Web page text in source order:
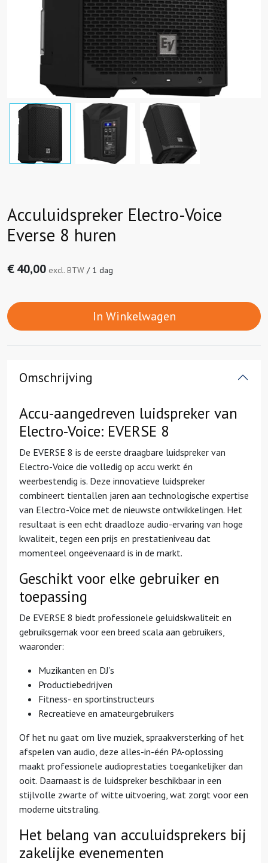
Acculuidspreker Electro-Voice
Everse 8 huren
€40,00 excl. BTW /1 dag
In Winkelwagen
Omschrijving
Accu-aangedreven luidspreker van
Electro-Voice: EVERSE 8
De EVERSE 8 is de eerste draagbare luidspreker van
Electro-Voice die volledig op accu werkt én
weerbestendig is. Deze innovatieve luidspreker
combineert tientallen jaren aan technologische expertise
van Electro-Voice met de nieuwste ontwikkelingen. Het
resultaat is een echt draadloze audio-ervaring van hoge
kwaliteit, tegen een prijs en prestatieniveau dat
momenteel ongeëvenaard is in de markt.
Geschikt voor elke gebruiker en
toepassing
De EVERSE 8 biedt professionele geluidskwaliteit en
gebruiksgemak voor een breed scala aan gebruikers,
waaronder:
Muzikanten en DJ’s
Productiebedrijven
Fitness- en sportinstructeurs
Recreatieve en amateurgebruikers
Of het nu gaat om live muziek, spraakversterking of het
afspelen van audio, deze alles-in-één PA-oplossing
maakt professionele audioprestaties toegankelijker dan
ooit. Daarnaast is de luidspreker beschikbaar in een
stijlvolle zwarte of witte uitvoering, wat zorgt voor een
moderne uitstraling.
Het belang van acculuidsprekers bij
zakelijke evenementen